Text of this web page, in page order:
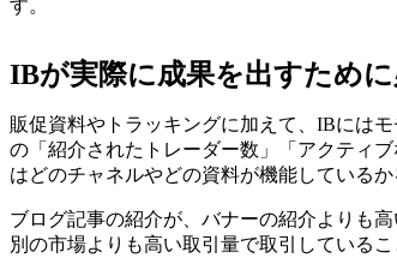
す。
IBが実際に成果を出すため
販促資料やトラッキングに加えて、IBには
の「紹介されたトレーダー数」「アクティ
はどのチャネルやどの資料が機能している
ブログ記事の紹介が、バナーの紹介よりも
別の市場よりも高い取引量で取引している